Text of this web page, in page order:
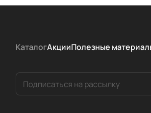
КаталогАкцииПолезные